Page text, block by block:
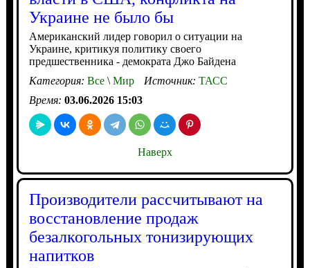
Украине не было бы
Американский лидер говорил о ситуации на
Украине, критикуя политику своего
предшественника - демократа Джо Байдена
Категория: Все\Мир Источник: ТАСС
Время: 03.06.2026 15:03
Наверх
Производители рассчитывают на
восстановление продаж
безалкогольных тонизирующих
напитков